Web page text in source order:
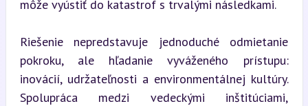
môže vyústiť do katastrof s trvalými následkami.
Riešenie nepredstavuje jednoduché odmietanie
pokroku, ale hľadanie vyváženého prístupu:
inovácií, udržateľnosti a environmentálnej kultúry.
Spolupráca medzi vedeckými inštitúciami,